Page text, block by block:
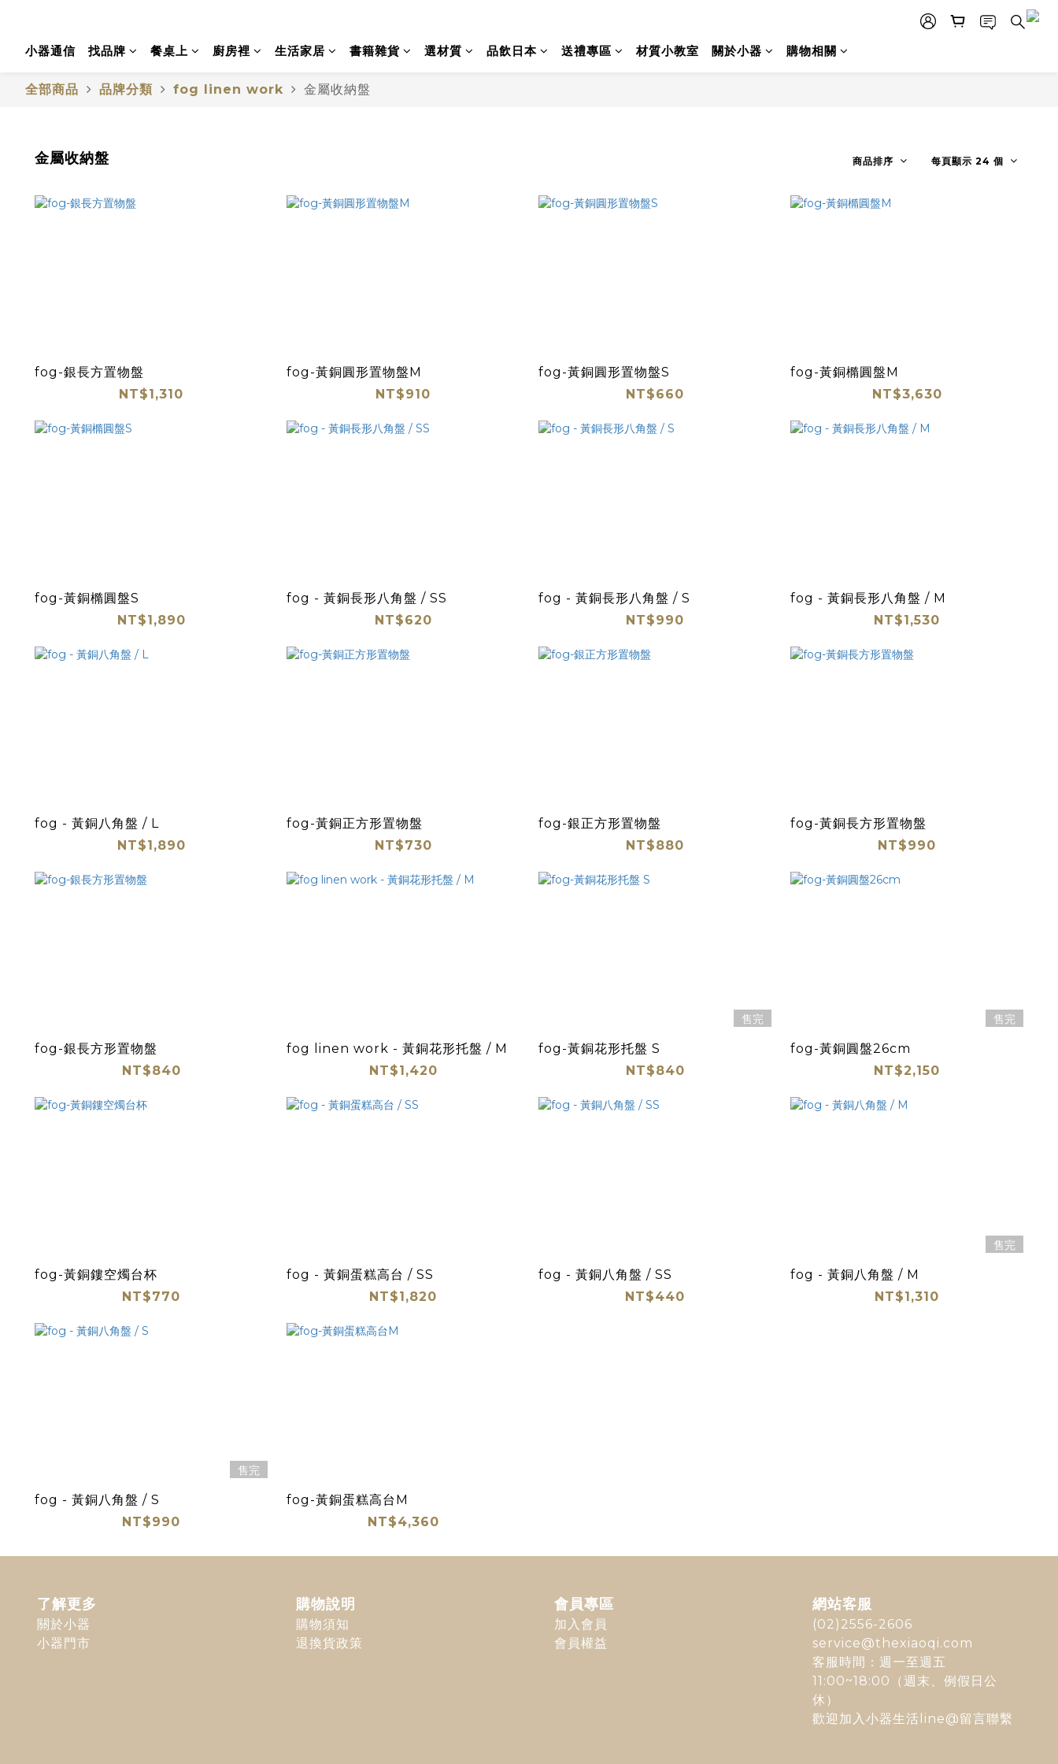
小器通信 找品牌 餐桌上 廚房裡 生活家居 書籍雜貨 選材質 品飲日本 送禮專區 材質小教室 關於小器 購物相關
全部商品 品牌分類 fog linen work 金屬收納盤
金屬收納盤 商品排序 每頁顯示 24 個
fog-銀長方置物盤
NT$1,310
fog-黃銅圓形置物盤M
NT$910
fog-黃銅圓形置物盤S
NT$660
fog-黃銅橢圓盤M
NT$3,630
fog-黃銅橢圓盤S
NT$1,890
fog - 黃銅長形八角盤 / SS
NT$620
fog - 黃銅長形八角盤 / S
NT$990
fog - 黃銅長形八角盤 / M
NT$1,530
fog - 黃銅八角盤 / L
NT$1,890
fog-黃銅正方形置物盤
NT$730
fog-銀正方形置物盤
NT$880
fog-黃銅長方形置物盤
NT$990
fog-銀長方形置物盤
NT$840
fog linen work - 黃銅花形托盤 / M
NT$1,420
售完
fog-黃銅花形托盤 S
NT$840
售完
fog-黃銅圓盤26cm
NT$2,150
fog-黃銅鏤空燭台杯
NT$770
fog - 黃銅蛋糕高台 / SS
NT$1,820
fog - 黃銅八角盤 / SS
NT$440
售完
fog - 黃銅八角盤 / M
NT$1,310
售完
fog - 黃銅八角盤 / S
NT$990
fog-黃銅蛋糕高台M
NT$4,360
了解更多
關於小器
小器門市
購物說明
購物須知
退換貨政策
會員專區
加入會員
會員權益
網站客服
(02)2556-2606
service@thexiaoqi.com
客服時間：週一至週五
11:00~18:00（週末、例假日公
休）
歡迎加入 小器生活line@留言聯繫